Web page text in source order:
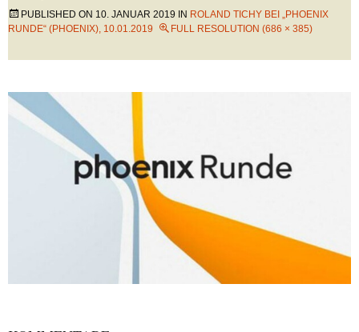
PUBLISHED ON 10. JANUAR 2019 IN ROLAND TICHY BEI „PHOENIX
RUNDE“ (PHOENIX), 10.01.2019
FULL RESOLUTION (686 × 385)